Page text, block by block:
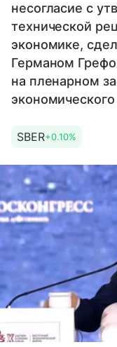
несогласие с
технической
экономике,
Германом
на пленарном
SBER+0.10%